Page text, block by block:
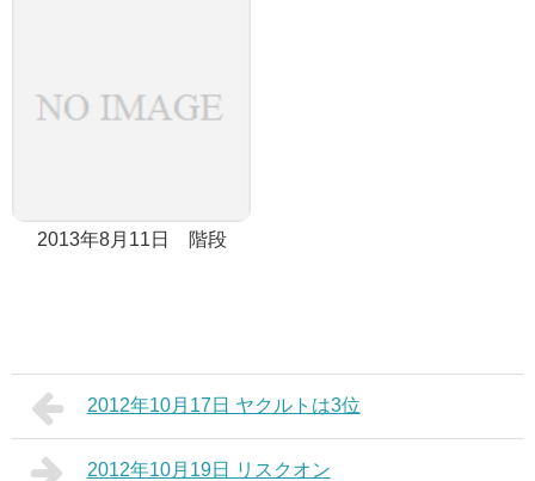
2013年8月11日 階段
2012年10月17日 ヤクルトは3位
2012年10月19日 リスクオン